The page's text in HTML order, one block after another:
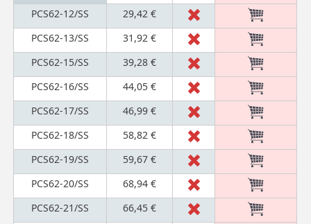
PCS62-12/SS
29,42 €
PCS62-13/SS
31,92 €
PCS62-15/SS
39,28 €
PCS62-16/SS
44,05 €
PCS62-17/SS
46,99 €
PCS62-18/SS
58,82 €
PCS62-19/SS
59,67 €
PCS62-20/SS
68,94 €
PCS62-21/SS
66,45 €